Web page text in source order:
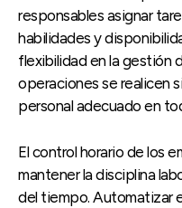
responsables asignar
habilidades y
flexibilidad en la gestión
operaciones se realicen
personal adecuado en
El control horario de los
mantener la disciplina
del tiempo. Automatizar